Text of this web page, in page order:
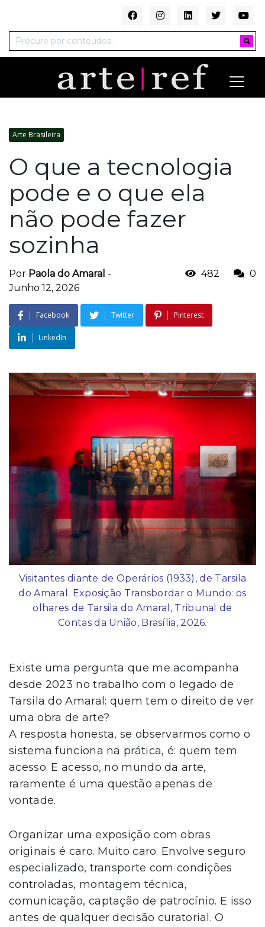
Arte Brasileira
O que a tecnologia
pode e o que ela
não pode fazer
sozinha
Por Paola do Amaral -
Junho 12, 2026
482 0
Facebook Twitter Pinterest
LinkedIn
Visitantes diante de Operários (1933), de Tarsila
do Amaral. Exposição Transbordar o Mundo: os
olhares de Tarsila do Amaral, Tribunal de
Contas da União, Brasília, 2026.
Existe uma pergunta que me acompanha
desde 2023 no trabalho com o legado de
Tarsila do Amaral: quem tem o direito de ver
uma obra de arte?
A resposta honesta, se observarmos como o
sistema funciona na prática, é: quem tem
acesso. E acesso, no mundo da arte,
raramente é uma questão apenas de
vontade.
Organizar uma exposição com obras
originais é caro. Muito caro. Envolve seguro
especializado, transporte com condições
controladas, montagem técnica,
comunicação, captação de patrocínio. E isso
antes de qualquer decisão curatorial. O